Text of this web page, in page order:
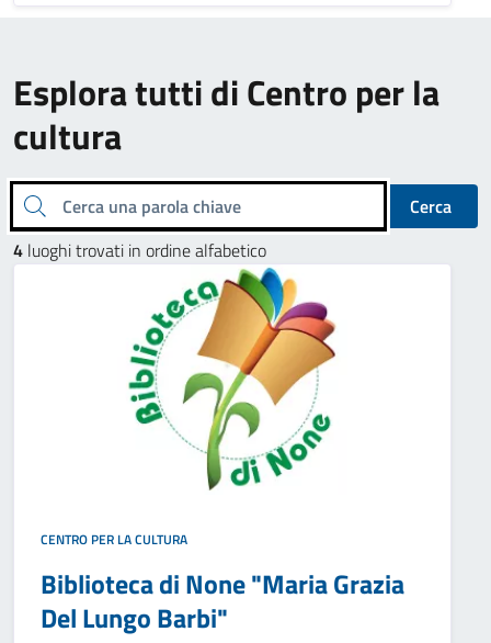
Esplora tutti di Centro per la
cultura
Cerca una parola chiave
Cerca
4 luoghi trovati in ordine alfabetico
CENTRO PER LA CULTURA
Biblioteca di None "Maria Grazia
Del Lungo Barbi"